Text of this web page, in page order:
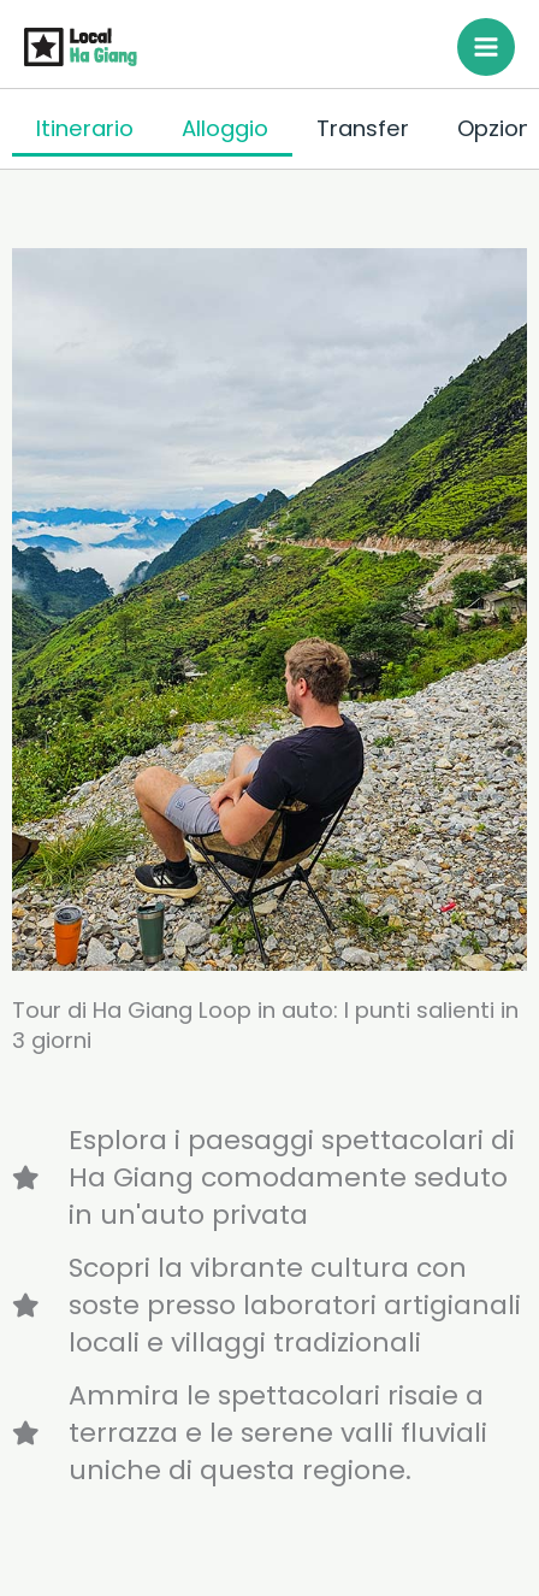
contenuto
Itinerario
Alloggio Transfer Opzioni
Tour di Ha Giang Loop in auto: I punti salienti in
3 giorni
Esplora i paesaggi spettacolari di
Ha Giang comodamente seduto
in un'auto privata
Scopri la vibrante cultura con
soste presso laboratori artigianali
locali e villaggi tradizionali
Ammira le spettacolari risaie a
terrazza e le serene valli fluviali
uniche di questa regione.